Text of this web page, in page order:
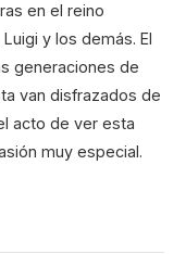
en el reino
y los demás. El
generaciones de
van disfrazados de
acto de ver esta
muy especial.